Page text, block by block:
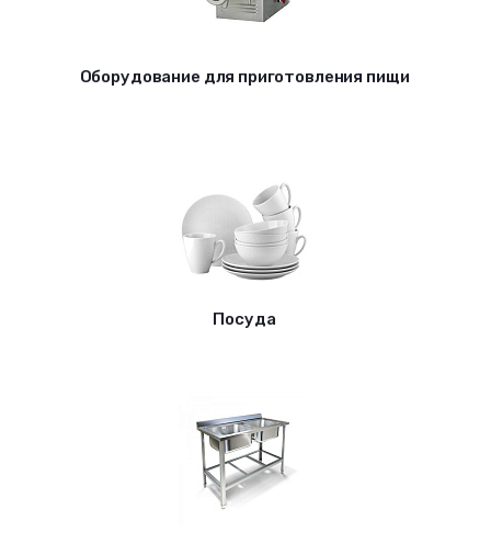
Оборудование для приготовления пищи
Посуда